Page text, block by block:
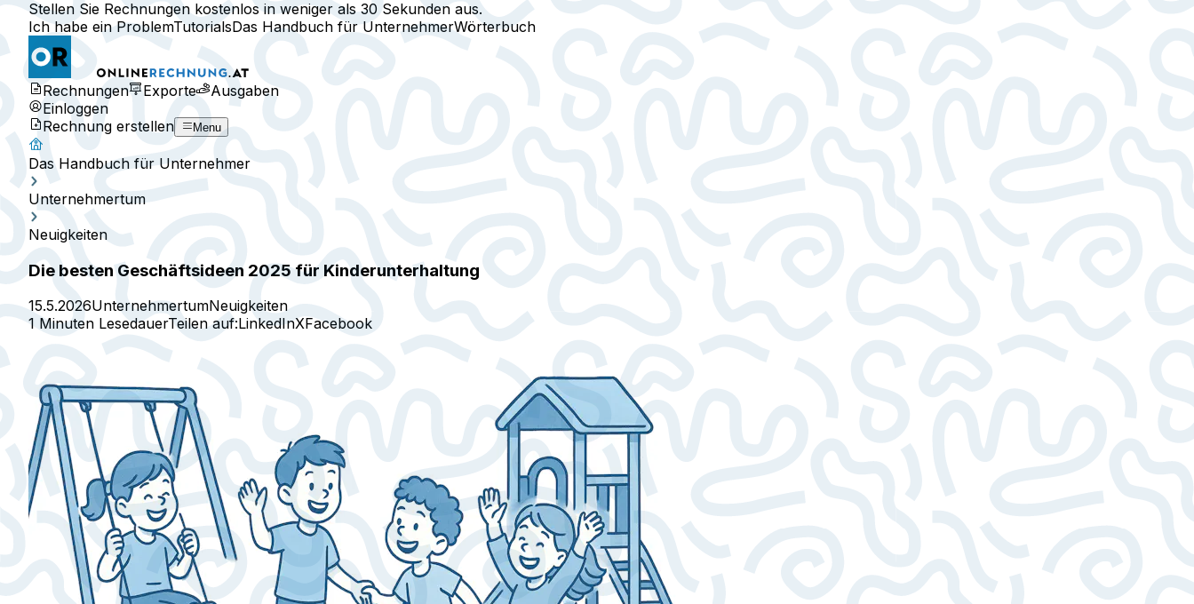
Stellen Sie Rechnungen kostenlos in weniger als 30 Sekunden aus.
Ich habe ein ProblemTutorialsDas Handbuch für UnternehmerWörterbuch
Rechnungen Exporte
Ausgaben
Einloggen
Rechnung erstellen
Menu
Das Handbuch für Unternehmer
Unternehmertum
Neuigkeiten
Die besten Geschäftsideen 2025 für Kinderunterhaltung
15.5.2026UnternehmertumNeuigkeiten
1 Minuten LesedauerTeilen auf:LinkedInXFacebook